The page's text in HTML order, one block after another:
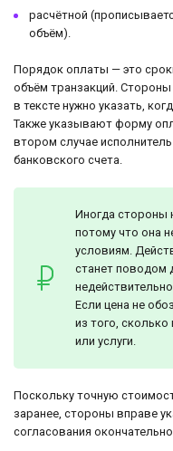
расчётной
объём).
Порядок оплаты — это
объём транзакций. Стороны
в тексте нужно указать,
Также указывают форму
втором случае
банковского счета.
Иногда стороны
потому что она
условиям.
станет поводом
Если цена не
из того,
или услуги.
Поскольку точную
заранее, стороны вправе
согласования